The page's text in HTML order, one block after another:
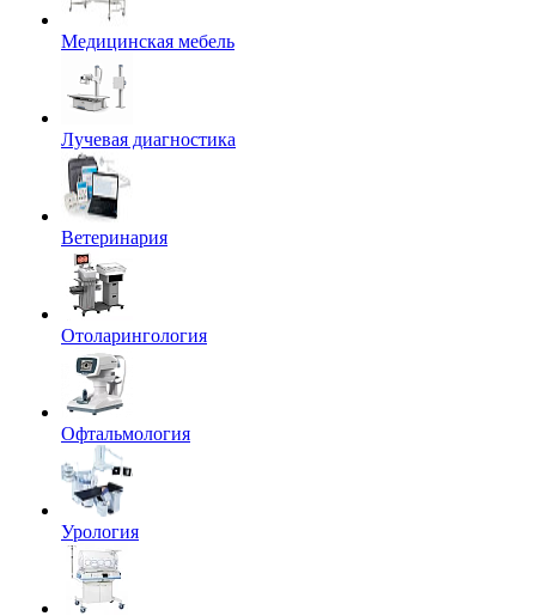
Медицинская мебель
Лучевая диагностика
Ветеринария
Отоларингология
Офтальмология
Урология